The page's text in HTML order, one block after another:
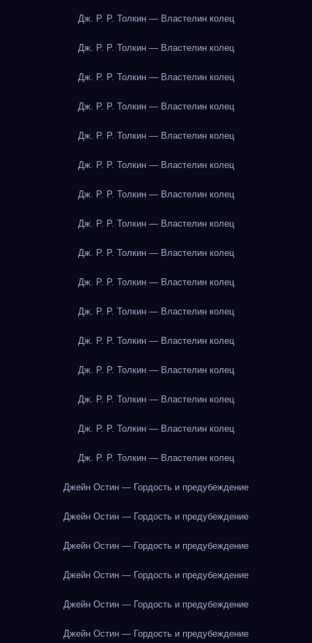
Дж. Р. Р. Толкин — Властелин колец
Дж. Р. Р. Толкин — Властелин колец
Дж. Р. Р. Толкин — Властелин колец
Дж. Р. Р. Толкин — Властелин колец
Дж. Р. Р. Толкин — Властелин колец
Дж. Р. Р. Толкин — Властелин колец
Дж. Р. Р. Толкин — Властелин колец
Дж. Р. Р. Толкин — Властелин колец
Дж. Р. Р. Толкин — Властелин колец
Дж. Р. Р. Толкин — Властелин колец
Дж. Р. Р. Толкин — Властелин колец
Дж. Р. Р. Толкин — Властелин колец
Дж. Р. Р. Толкин — Властелин колец
Дж. Р. Р. Толкин — Властелин колец
Дж. Р. Р. Толкин — Властелин колец
Дж. Р. Р. Толкин — Властелин колец
Джейн Остин — Гордость и предубеждение
Джейн Остин — Гордость и предубеждение
Джейн Остин — Гордость и предубеждение
Джейн Остин — Гордость и предубеждение
Джейн Остин — Гордость и предубеждение
Джейн Остин — Гордость и предубеждение